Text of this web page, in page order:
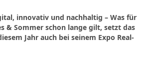
innovativ und nachhaltig – Was für
& Sommer schon lange gilt, setzt das
Jahr auch bei seinem Expo Real-